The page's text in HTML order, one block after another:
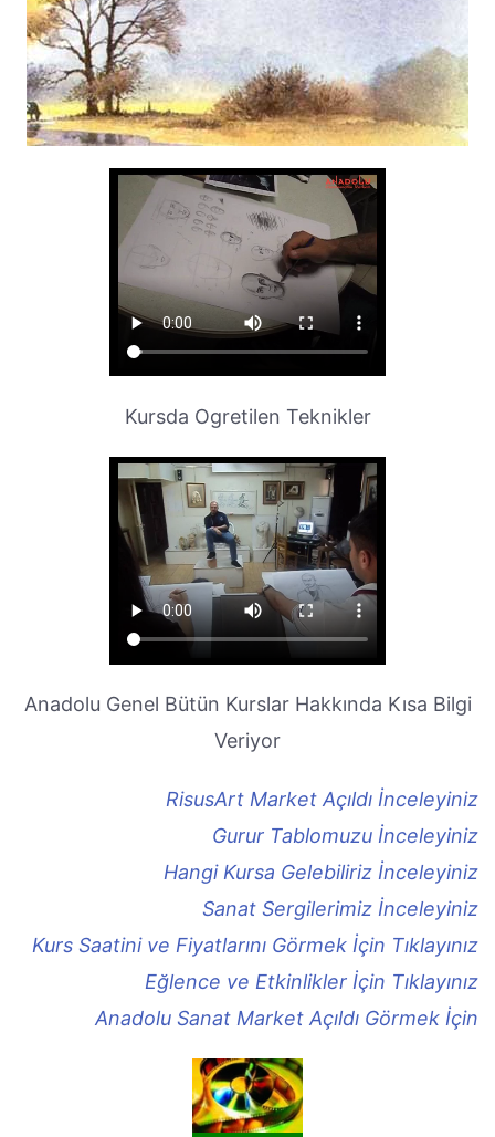
Kursda Ogretilen Teknikler
Anadolu Genel Bütün Kurslar Hakkında Kısa Bilgi
Veriyor
RisusArt Market Açıldı İnceleyiniz
Gurur Tablomuzu İnceleyiniz
Hangi Kursa Gelebiliriz İnceleyiniz
Sanat Sergilerimiz İnceleyiniz
Kurs Saatini ve Fiyatlarını Görmek İçin Tıklayınız
Eğlence ve Etkinlikler İçin Tıklayınız
Anadolu Sanat Market Açıldı Görmek İçin